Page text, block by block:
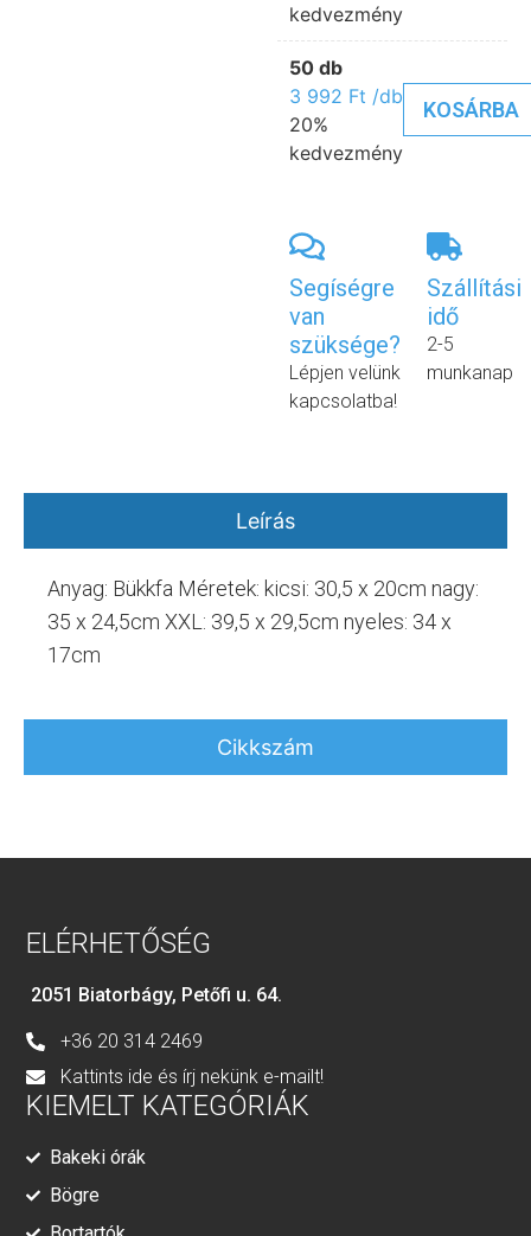
kedvezmény
50 db
3 992 Ft /db
20%
kedvezmény
KOSÁRBA
Segíségre
van
szüksége?
Lépjen velünk
kapcsolatba!
Szállítási
idő
2-5
munkanap
Leírás
Cikkszám
Anyag: Bükkfa Méretek: kicsi: 30,5 x 20cm nagy:
35 x 24,5cm XXL: 39,5 x 29,5cm nyeles: 34 x
17cm
ELÉRHETŐSÉG
2051 Biatorbágy, Petőfi u. 64.
+36 20 314 2469
Kattints ide és írj nekünk e-mailt!
KIEMELT KATEGÓRIÁK
Bakeki órák
Bögre